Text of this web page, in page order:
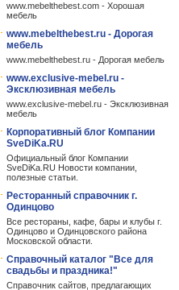
www.mebelthebest.com - Хорошая
мебель
www.mebelthebest.ru - Дорогая
мебель
www.mebelthebest.ru - Дорогая мебель
www.exclusive-mebel.ru -
Эксклюзивная мебель
www.exclusive-mebel.ru - Эксклюзивная
мебель
Корпоративный блог Компании
SveDiKa.RU
Официальный блог Компании
SveDiKa.RU Новости компании,
полезные статьи.
Ресторанный справочник г.
Одинцово
Все рестораны, кафе, бары и клубы г.
Одинцово и Одинцовского района
Московской области.
Справочный каталог "Все для
свадьбы и праздника!"
Справочник сайтов, предлагающих